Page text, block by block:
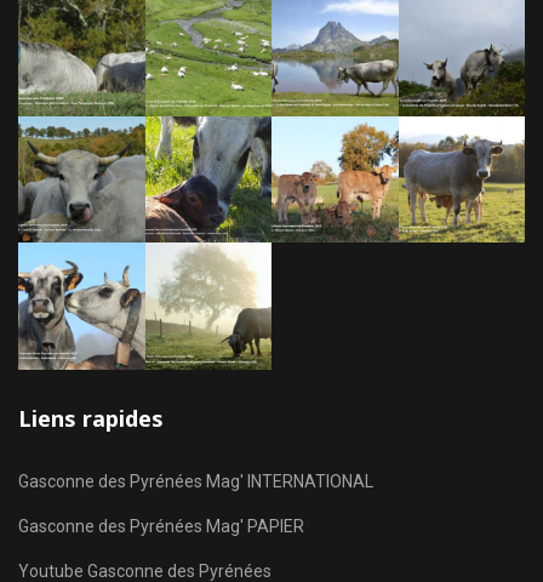
Liens rapides
Gasconne des Pyrénées Mag' INTERNATIONAL
Gasconne des Pyrénées Mag' PAPIER
Youtube Gasconne des Pyrénées